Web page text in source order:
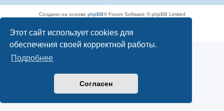
Этот сайт использует cookies для
обеспечения своей корректной работы.
Подробнее
Согласен
Создано на основе phpBB® Forum Software © phpBB Limited
Конфиденциальность|Правила